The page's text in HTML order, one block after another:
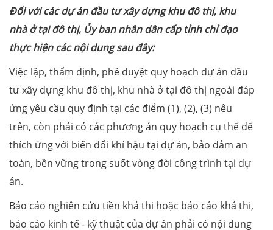
Đối với các dự án đầu tư xây dựng khu đô thị, khu
nhà ở tại đô thị, Ủy ban nhân dân cấp tỉnh chỉ đạo
thực hiện các nội dung sau đây:
Việc lập, thẩm định, phê duyệt quy hoạch dự án đầu
tư xây dựng khu đô thị, khu nhà ở tại đô thị ngoài đáp
ứng yêu cầu quy định tại các điểm (1), (2), (3) nêu
trên, còn phải có các phương án quy hoạch cụ thể để
thích ứng với biến đổi khí hậu tại dự án, bảo đảm an
toàn, bền vững trong suốt vòng đời công trình tại dự
án.
Báo cáo nghiên cứu tiền khả thi hoặc báo cáo khả thi,
báo cáo kinh tế - kỹ thuật của dự án phải có nội dung